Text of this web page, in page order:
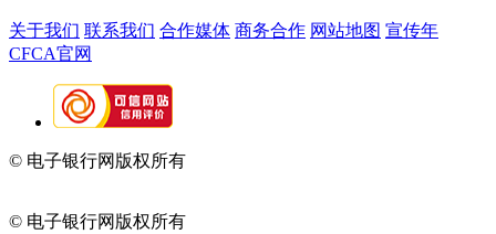
关于我们 联系我们 合作媒体 商务合作 网站地图 宣传年
CFCA官网
© 电子银行网版权所有
© 电子银行网版权所有